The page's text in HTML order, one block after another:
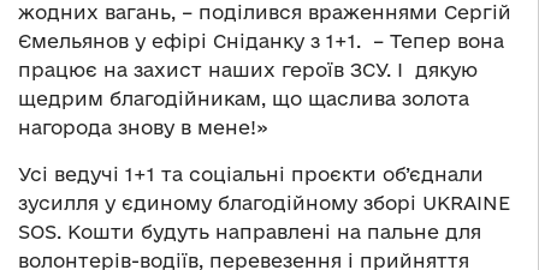
жодних вагань, – поділився враженнями Сергій
Ємельянов у ефірі Сніданку з 1+1. – Тепер вона
працює на захист наших героїв ЗСУ. І дякую
щедрим благодійникам, що щаслива золота
нагорода знову в мене!»
Усі ведучі 1+1 та соціальні проєкти об’єднали
зусилля у єдиному благодійному зборі UKRAINE
SOS. Кошти будуть направлені на пальне для
волонтерів-водіїв, перевезення і прийняття